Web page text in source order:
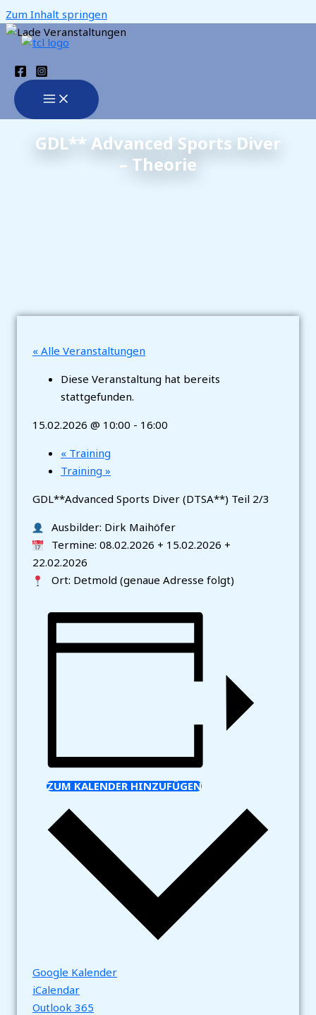
Zum Inhalt springen
GDL** Advanced Sports Diver
– Theorie
« Alle Veranstaltungen
Diese Veranstaltung hat bereits
stattgefunden.
15.02.2026 @ 10:00 - 16:00
« Training
Training »
GDL**Advanced Sports Diver (DTSA**) Teil 2/3
Ausbilder: Dirk Maihöfer
Termine: 08.02.2026 + 15.02.2026 +
22.02.2026
Ort: Detmold (genaue Adresse folgt)
ZUM KALENDER HINZUFÜGEN
Google Kalender
iCalendar
Outlook 365